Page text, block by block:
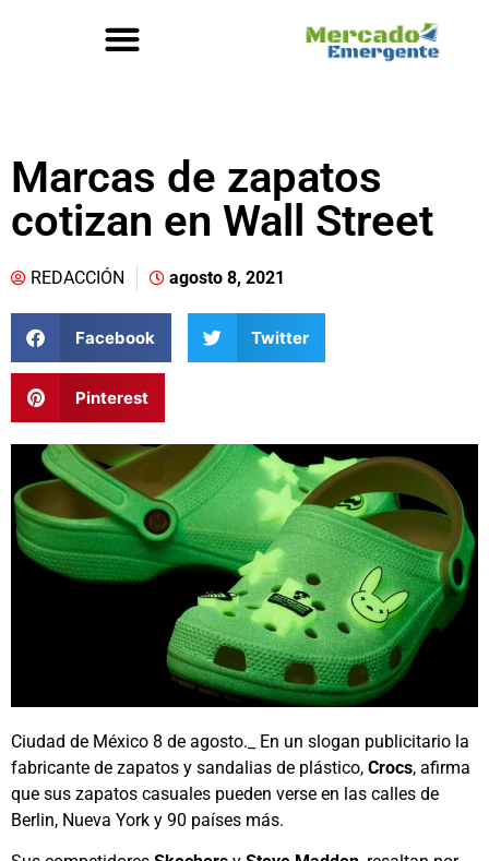
Marcas de zapatos
cotizan en Wall Street
REDACCIÓN agosto 8, 2021
Facebook Twitter
Pinterest
Ciudad de México 8 de agosto._ En un slogan publicitario la
fabricante de zapatos y sandalias de plástico, Crocs, afirma
que sus zapatos casuales pueden verse en las calles de
Berlin, Nueva York y 90 países más.